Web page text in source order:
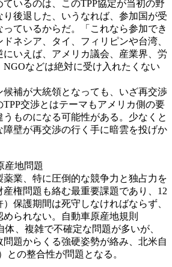
いるのは、このTPP協定が当初の野
後退した、いうなれば、参加国が受
ているからだ。「これなら参加でき
ネシア、タイ、フィリピンや台湾、
いえば、アメリカ議会、産業界、労
などは絶対に受け入れたくない
補が大統領となっても、いざ再交渉
交渉とはテーマもアメリカ側の要
ものになる可能性がある。少なくと
障壁が再交渉の行く手に暗雲を投げか
産地問題
業、特に圧倒的な競争力と独占力を
権問題も絡む最重要課題であり、12
保護期間は死守しなければならず、
られない。自動車原産地規則
体、複雑で不確定な問題が多いが、
問題からくる強硬姿勢が絡み、北米自
との整合性が問題となる。